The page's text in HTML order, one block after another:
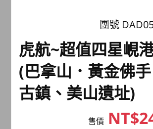
團號
虎航~超值四星峴
(巴拿山．黃金佛
古鎮、美山遺址)
售價